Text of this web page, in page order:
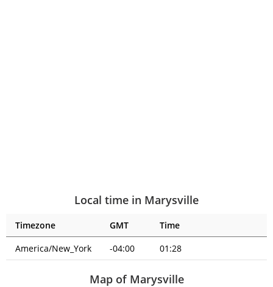
Local time in Marysville
Timezone GMT
Time
America/New_York
-04:00 01:28
Map of Marysville